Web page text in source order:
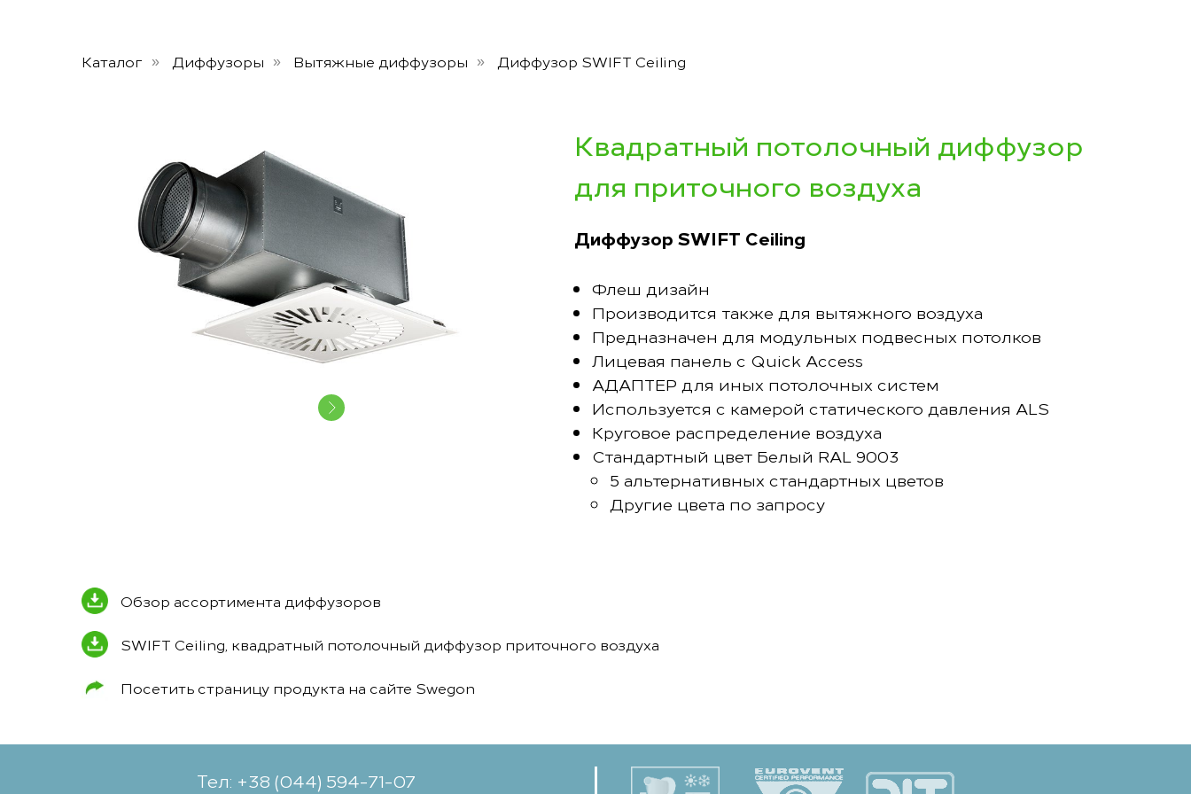
Каталог » Диффузоры » Вытяжные диффузоры » Диффузор SWIFT Ceiling
Квадратный потолочный диффузор
для приточного воздуха
Диффузор SWIFT Ceiling
Флеш дизайн
Производится также для вытяжного воздуха
Предназначен для модульных подвесных потолков
Лицевая панель с Quick Access
АДАПТЕР для иных потолочных систем
Используется с камерой статического давления ALS
Круговое распределение воздуха
Стандартный цвет Белый RAL 9003
5 альтернативных стандартных цветов
Другие цвета по запросу
Обзор ассортимента диффузоров
SWIFT Ceiling, квадратный потолочный диффузор приточного воздуха
Посетить страницу продукта на сайте Swegon
Тел: +38 (044) 594-71-07